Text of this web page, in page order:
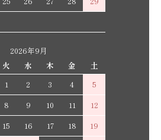
2026年9月
火 水 木 金
土
1
2 3 4
5
8 9 10 11
12
15 16 17 18
19